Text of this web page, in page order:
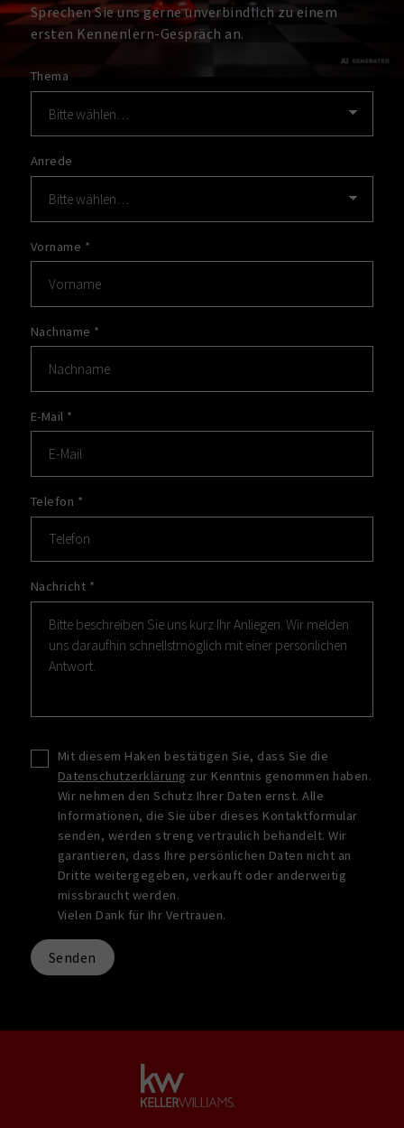
Sprechen Sie uns gerne unverbindlich zu einem
ersten Kennenlern-Gespräch an.
Thema
Anrede
Vorname *
Nachname *
E-Mail *
Telefon *
Nachricht *
Mit diesem Haken bestätigen Sie, dass Sie die
Datenschutzerklärung zur Kenntnis genommen haben.
Wir nehmen den Schutz Ihrer Daten ernst. Alle
Informationen, die Sie über dieses Kontaktformular
senden, werden streng vertraulich behandelt. Wir
garantieren, dass Ihre persönlichen Daten nicht an
Dritte weitergegeben, verkauft oder anderweitig
missbraucht werden.
Vielen Dank für Ihr Vertrauen.
Senden